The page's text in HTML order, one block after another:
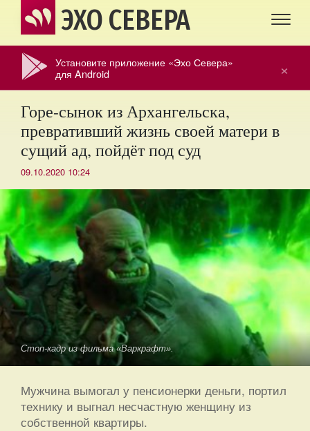
ЭХО СЕВЕРА
×
Установите приложение «Эхо Севера»
для Android
Горе-сынок из Архангельска,
превративший жизнь своей матери в
сущий ад, пойдёт под суд
09.10.2020 10:24
Стоп-кадр из фильма «Варкрафт».
Мужчина вымогал у пенсионерки деньги, портил
технику и выгнал несчастную женщину из
собственной квартиры.